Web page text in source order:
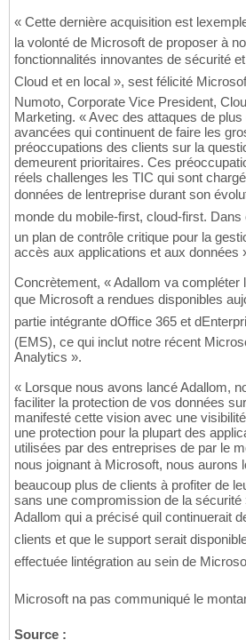
« Cette dernière acquisition est
la volonté de Microsoft de proposer à
fonctionnalités innovantes de sécurité et
Cloud et en local », sest félicité
Numoto, Corporate Vice President,
Marketing. « Avec des attaques de
avancées qui continuent de faire les
préoccupations des clients sur la
demeurent prioritaires. Ces
réels challenges les TIC qui sont
données de lentreprise durant son
monde du mobile-first, cloud-first. Dans
un plan de contrôle critique pour la
accès aux applications et aux données
Concrètement, « Adallom va compléter
que Microsoft a rendues disponibles
partie intégrante dOffice 365 et
(EMS), ce qui inclut notre récent
Analytics ».
« Lorsque nous avons lancé Adallom,
faciliter la protection de vos données
manifesté cette vision avec une
une protection pour la plupart des
utilisées par des entreprises de par le
nous joignant à Microsoft, nous aurons
beaucoup plus de clients à profiter de
sans une compromission de la
Adallom qui a précisé quil continuerait
clients et que le support serait
effectuée lintégration au sein de
Microsoft na pas communiqué le
Source :